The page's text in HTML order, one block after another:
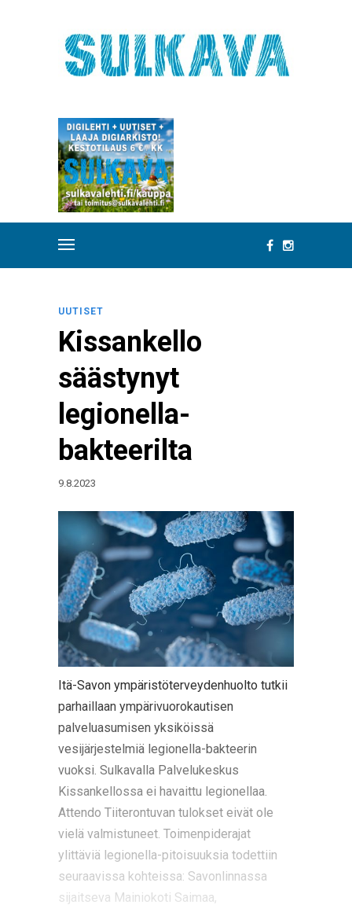
UUTISET
Kissankello
säästynyt
legionella-
bakteerilta
9.8.2023
Itä-Savon ympäristöterveydenhuolto tutkii
parhaillaan ympärivuorokautisen
palveluasumisen yksiköissä
vesijärjestelmiä legionella-bakteerin
vuoksi. Sulkavalla Palvelukeskus
Kissankellossa ei havaittu legionellaa.
Attendo Tiiterontuvan tulokset eivät ole
vielä valmistuneet. Toimenpiderajat
ylittäviä legionella-pitoisuuksia todettiin
seuraavissa kohteissa: Savonlinnassa
sijaitseva Mainiokoti Saimaa,